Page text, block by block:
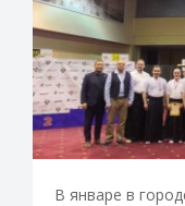
В январе в